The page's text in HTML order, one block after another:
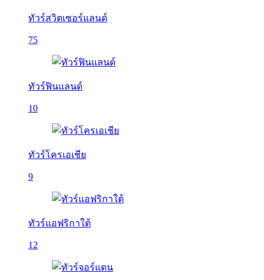
ทัวร์สวิตเซอร์แลนด์
75
ทัวร์ฟินแลนด์
10
ทัวร์โครเอเชีย
9
ทัวร์แอฟริกาใต้
12